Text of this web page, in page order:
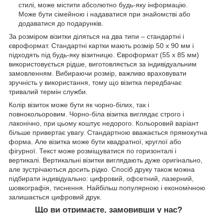
стилі, може містити абсолютно будь-яку інформацію.
Може бути сімейною і надаватися при знайомстві або
додаватися до подарунків.
За розміром візитки діляться на два типи – стандартні і
євроформат. Стандартні картки мають розмір 50 x 90 мм і
підходять під будь-яку візитницю. Євроформат (55 x 85 мм)
використовується рідше, виготовляється за індивідуальним
замовленням. Вибираючи розмір, важливо враховувати
зручність у використання, тому що візитка передбачає
тривалий термін служби.
Колір візиток може бути як чорно-білих, так і
повнокольоровим. Чорно-біла візитка виглядає строго і
лаконічно, при цьому коштує недорого. Кольоровий варіант
більше привертає увагу. Стандартною вважається прямокутна
форма. Але візитка може бути квадратної, круглої або
фігурної. Текст може розміщуватися по горизонталі і
вертикалі. Вертикальні візитки виглядають дуже оригінально,
але зустрічаються досить рідко. Спосіб друку також можна
підбирати індивідуально: цифровий, офсетний, лазерний,
шовкографія, тиснення. Найбільш популярною і економічною
залишається цифровий друк.
Що ви отримаєте, замовивши у нас?